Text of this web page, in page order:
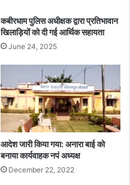
कबीरधाम पुलिस अधीक्षक द्वारा प्रतिभावान
खिलाड़ियों को दी गई आर्थिक सहायता
June 24, 2025
आदेश जारी किया गया: अनारा बाई को
बनाया कार्यवाहक नपं अध्यक्ष
December 22, 2022